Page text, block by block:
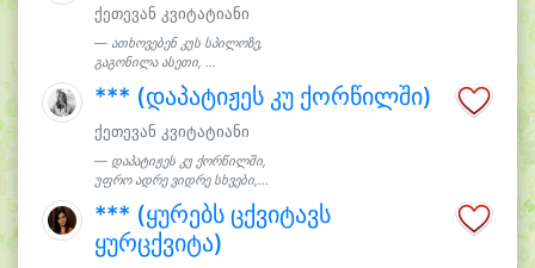
ქეთევან კვიტატიანი
ათხოვებენ კუს სპილოზე,
გაგონილა ასეთი, ...
*** (დაპატიჟეს კუ ქორწილში)
ქეთევან კვიტატიანი
დაპატიჟეს კუ ქორწილში,
უფრო ადრე ვიდრე სხვები,...
*** (ყურებს ცქვიტავს
ყურცქვიტა)